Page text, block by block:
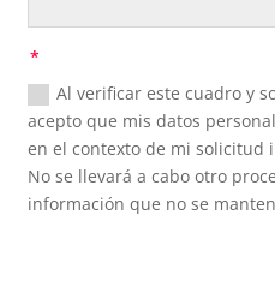
Al verificar este cuadro y
acepto que mis datos
en el contexto de mi solicitud
No se llevará a cabo otro
información que no se